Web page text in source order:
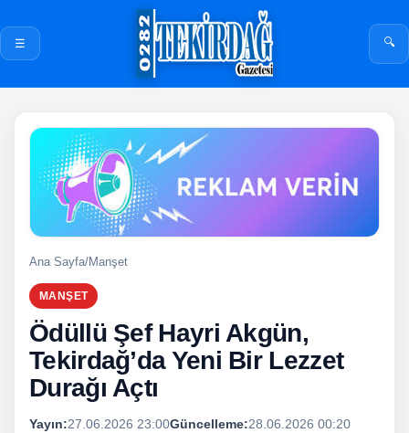
☰ 🔍
Ana Sayfa/Manşet
MANŞET
Ödüllü Şef Hayri Akgün,
Tekirdağ’da Yeni Bir Lezzet
Durağı Açtı
Yayın:27.06.2026 23:00Güncelleme:28.06.2026 00:20